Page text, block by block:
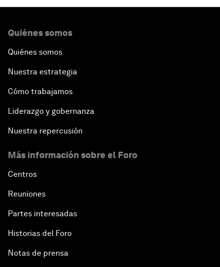
Quiénes somos
Quiénes somos
Nuestra estrategia
Cómo trabajamos
Liderazgo y gobernanza
Nuestra repercusión
Más información sobre el Foro
Centros
Reuniones
Partes interesadas
Historias del Foro
Notas de prensa